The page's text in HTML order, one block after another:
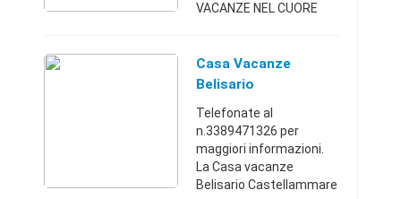
VACANZE NEL CUORE
agenzie, no
telemarketing!
vacanze340896 ...
Casa Vacanze
Belisario
Castellammare Del
Golfo
Telefonate al
n.3389471326 per
maggiori informazioni.
La Casa vacanze
Belisario Castellammare